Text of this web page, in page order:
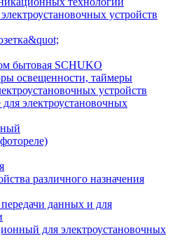
устройств
бытовая SCHUKO
освещенности, таймеры
устройств
электроустановочных
различного назначения
данных и для
для электроустановочных